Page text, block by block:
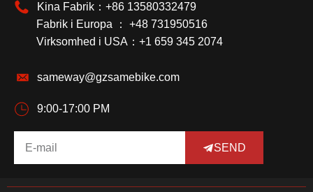
Kina Fabrik：+86 13580332479
Fabrik i Europa ： +48 731950516
Virksomhed i USA：+1 659 345 2074
sameway@gzsamebike.com
9:00-17:00 PM
SEND